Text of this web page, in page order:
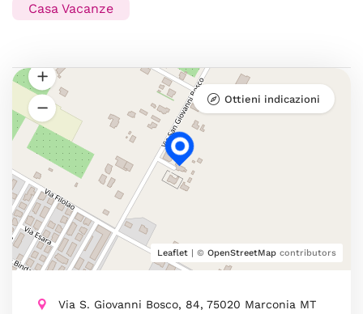
Casa Vacanze
Leaflet | © OpenStreetMap contributors
Ottieni indicazioni
Via S. Giovanni Bosco, 84, 75020 Marconia MT